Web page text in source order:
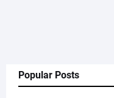
Popular Posts